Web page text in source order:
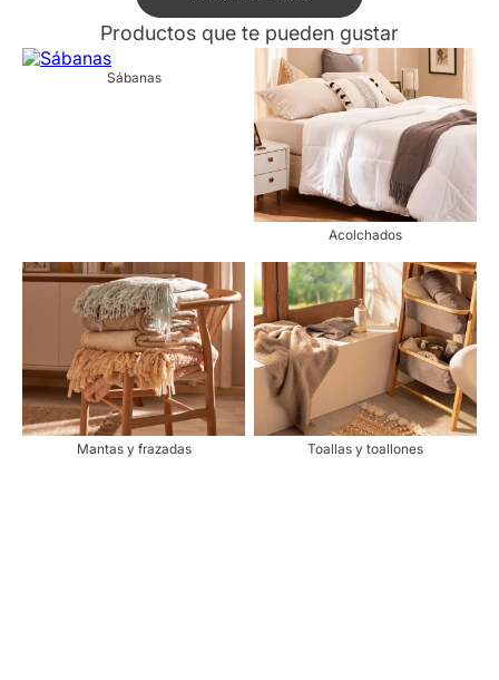
Productos que te pueden gustar
Sábanas
Acolchados
Mantas y frazadas Toallas y toallones